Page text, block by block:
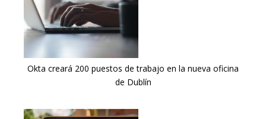
Okta creará 200 puestos de trabajo en la nueva oficina
de Dublín